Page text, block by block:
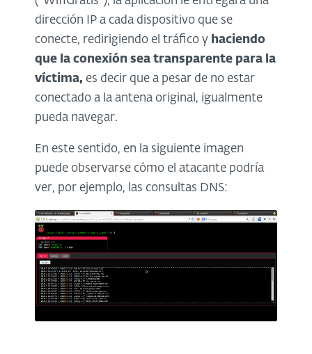
dirección IP a cada dispositivo que se
conecte, redirigiendo el tráfico y haciendo
que la conexión sea transparente para la
víctima, es decir que a pesar de no estar
conectado a la antena original, igualmente
pueda navegar.
En este sentido, en la siguiente imagen
puede observarse cómo el atacante podría
ver, por ejemplo, las consultas DNS: